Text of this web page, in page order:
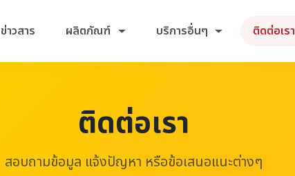
ข่าวสาร ผลิตภัณฑ์ บริการอื่นๆ ติดต่อเรา
ติดต่อเรา
สอบถามข้อมูล แจ้งปัญหา หรือข้อเสนอแนะต่างๆ